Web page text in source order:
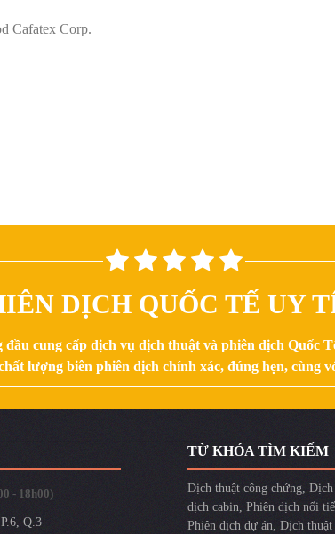
Cafatex Corp.
DỊCH QUỐC TẾ UY
cung cấp dịch vụ dịch thuật và phiên dịch Quốc
lượng biên phiên dịch chính xác, đúng hẹn, cùng
- 18h00)
Q.3
TỪ KHÓA TÌM KIẾM
Dịch thuật công chứng, Dịch
dịch cabin, Phiên dịch nối
Phiên dịch dự án, Dịch